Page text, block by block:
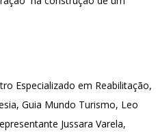
Especializado em Reabilitação,
Guia Mundo Turismo, Leo
Jussara Varela,